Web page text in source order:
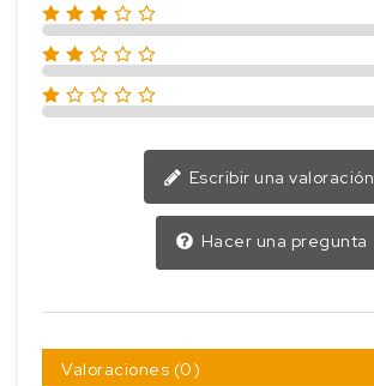
Escribir una valoración
Hacer una pregunta
Valoraciones (0)